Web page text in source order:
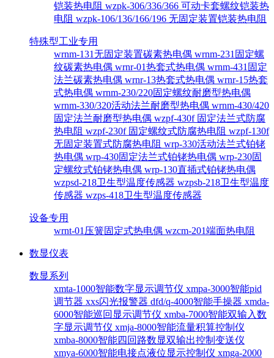
铠装热电阻 wzpk-306/336/366 可动卡套螺纹铠装热
电阻 wzpk-106/136/166/196 无固定装置铠装热电阻
特殊型工业专用
wrnm-131无固定装置碳素热电偶 wrnm-231固定螺
纹碳素热电偶 wrnr-01热套式热电偶 wrnm-431固定
法兰碳素热电偶 wrnr-13热套式热电偶 wrnr-15热套
式热电偶 wrnm-230/220固定螺纹耐磨型热电偶
wrnm-330/320活动法兰耐磨型热电偶 wrnm-430/420
固定法兰耐磨型热电偶 wzpf-430f 固定法兰式防腐
热电阻 wzpf-230f 固定螺纹式防腐热电阻 wzpf-130f
无固定装置式防腐热电阻 wrp-330活动法兰式铂铑
热电偶 wrp-430固定法兰式铂铑热电偶 wrp-230固
定螺纹式铂铑热电偶 wrp-130直插式铂铑热电偶
wzpsd-218卫生型温度传感器 wzpsb-218卫生型温度
传感器 wzps-418卫生型温度传感器
设备专用
wrnt-01压簧固定式热电偶 wzcm-201端面热电阻
数显仪表
数显系列
xmta-1000智能数字显示调节仪 xmpa-3000智能pid
调节器 xxs闪光报警器 dfd/q-4000智能手操器 xmda-
6000智能巡回显示调节仪 xmba-7000智能双输入数
字显示调节仪 xmja-8000智能流量积算控制仪
xmba-8000智能四回路数显双输出控制变送仪
xmya-6000智能电接点液位显示控制仪 xmga-2000